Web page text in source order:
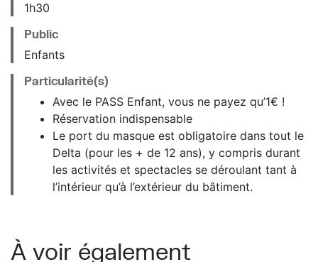
1h30
Public
Enfants
Particularité(s)
Avec le PASS Enfant, vous ne payez qu’1€ !
Réservation indispensable
Le port du masque est obligatoire dans tout le
Delta (pour les + de 12 ans), y compris durant
les activités et spectacles se déroulant tant à
l’intérieur qu’à l’extérieur du bâtiment.
À voir également